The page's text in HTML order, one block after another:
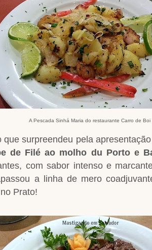
A Pescada Sinhá Maria do restaurante Carro de Boi
que surpreendeu pela
de Filé ao molho du Porto e
com sabor intenso e
a linha de mero
Prato!